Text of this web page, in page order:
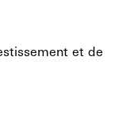
et de